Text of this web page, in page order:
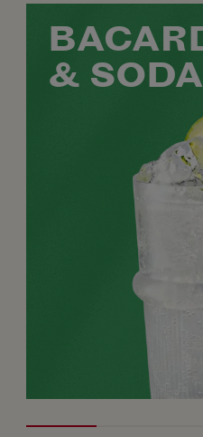
& SODA